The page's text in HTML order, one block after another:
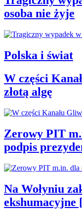
osoba nie żyje
Polska i świat
W części
złotą algę
Zerowy PIT
podpis
Na Wołyniu